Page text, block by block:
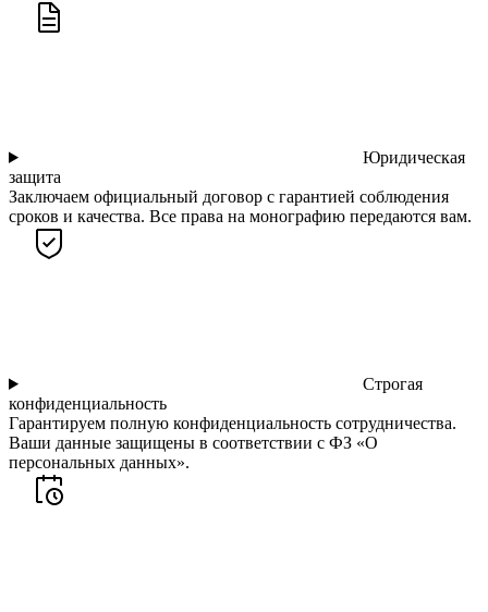
Юридическая
защита
Заключаем официальный договор с гарантией соблюдения
сроков и качества. Все права на монографию передаются вам.
Строгая
конфиденциальность
Гарантируем полную конфиденциальность сотрудничества.
Ваши данные защищены в соответствии с ФЗ «О
персональных данных».